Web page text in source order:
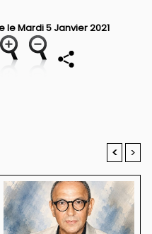
Mardi 5 Janvier 2021
< >